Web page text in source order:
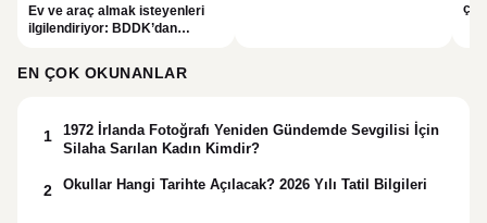
Ev ve araç almak isteyenleri
ilgilendiriyor: BDDK’dan
EN ÇOK OKUNANLAR
1
1972 İrlanda Fotoğrafı Yeniden Gündemde Sevgilisi İçin
Silaha Sarılan Kadın Kimdir?
2 Okullar Hangi Tarihte Açılacak? 2026 Yılı Tatil Bilgileri